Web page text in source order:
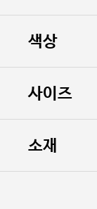
색상
사이즈
소재